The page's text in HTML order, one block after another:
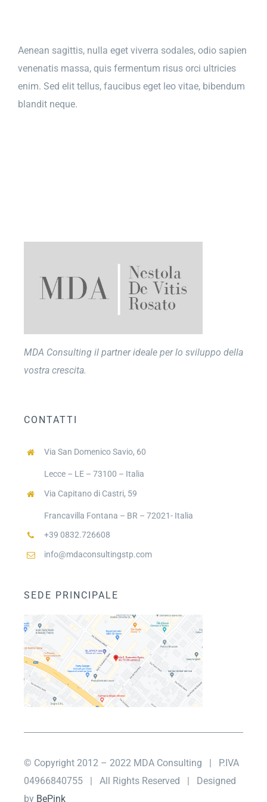
contenuto
Aenean sagittis, nulla eget viverra sodales, odio sapien
venenatis massa, quis fermentum risus orci ultricies
enim. Sed elit tellus, faucibus eget leo vitae, bibendum
blandit neque.
MDA Consulting il partner ideale per lo sviluppo della
vostra crescita.
CONTATTI
Via San Domenico Savio, 60
Lecce – LE – 73100 – Italia
Via Capitano di Castri, 59
Francavilla Fontana – BR – 72021- Italia
+39 0832.726608
info@mdaconsultingstp.com
SEDE PRINCIPALE
© Copyright 2012 – 2022 MDA Consulting | P.IVA
04966840755 | All Rights Reserved | Designed
by BePink